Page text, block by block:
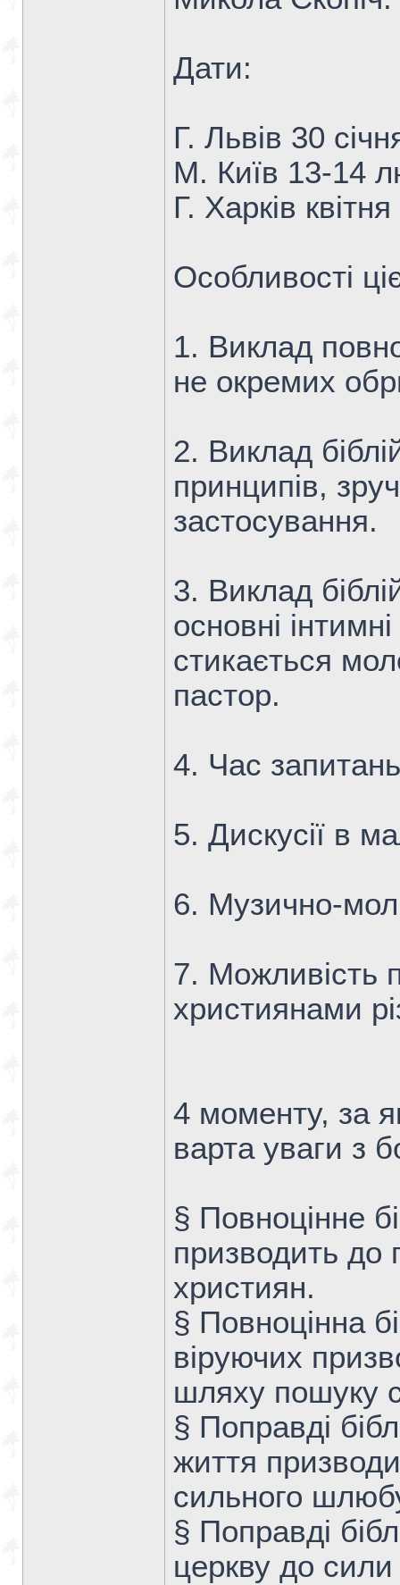
Дати:
Г. Львів 30
М. Київ 13-14
Г. Харків
Особливості
1. Виклад
не окремих
2. Виклад
принципів,
застосування.
3. Виклад
основні
стикається
пастор.
4. Час
5. Дискусії в
6. Музично-
7. Можливість
християнами
4 моменту, за
варта уваги з
§ Повноцінне
призводить до
християн.
§ Повноцінна
віруючих
шляху пошуку
§ Поправді
життя
сильного
§ Поправді
церкву до сили